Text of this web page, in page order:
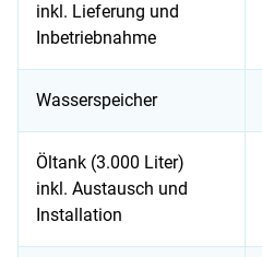
inkl. Lieferung und
Inbetriebnahme
Wasserspeicher
Öltank (3.000 Liter)
inkl. Austausch und
Installation